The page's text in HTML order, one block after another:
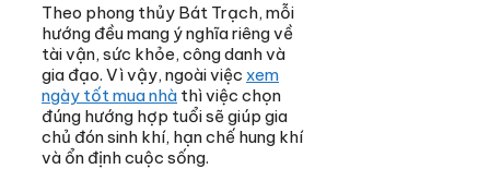
Theo phong thủy Bát Trạch, mỗi
hướng đều mang ý nghĩa riêng về
tài vận, sức khỏe, công danh và
gia đạo. Vì vậy, ngoài việc xem
ngày tốt mua nhà thì việc chọn
đúng hướng hợp tuổi sẽ giúp gia
chủ đón sinh khí, hạn chế hung khí
và ổn định cuộc sống.